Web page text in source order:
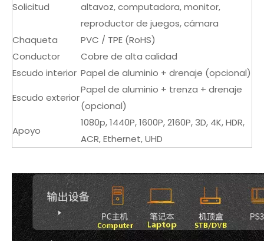
Solicitud
altavoz, computadora, monitor,
reproductor de juegos, cámara
Chaqueta
PVC / TPE (RoHS)
Conductor
Cobre de alta calidad
Escudo interior Papel de aluminio + drenaje (opcional)
Escudo exterior
Papel de aluminio + trenza + drenaje
(opcional)
Apoyo
1080p, 1440P, 1600P, 2160P, 3D, 4K, HDR,
ACR, Ethernet, UHD